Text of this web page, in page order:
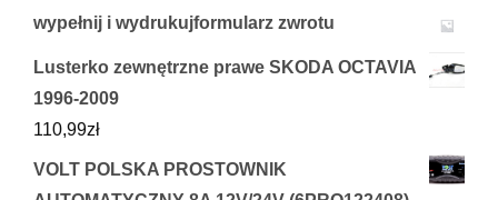
wypełnij i wydrukujformularz zwrotu
Lusterko zewnętrzne prawe SKODA OCTAVIA
1996-2009
110,99zł
VOLT POLSKA PROSTOWNIK